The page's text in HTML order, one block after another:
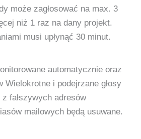
może zagłosować na max. 3
niż 1 raz na dany projekt.
musi upłynąć 30 minut.
automatycznie oraz
Wielokrotne i podejrzane głosy
fałszywych adresów
mailowych będą usuwane.